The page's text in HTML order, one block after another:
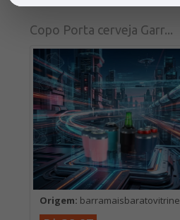
Copo Porta cerveja Garr...
Origem: barramaisbaratovitrine